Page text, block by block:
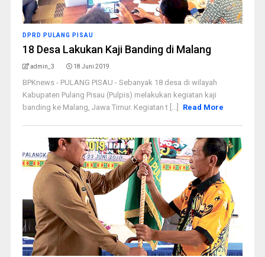
DPRD PULANG PISAU
18 Desa Lakukan Kaji Banding di Malang
admin_3 18 Juni 2019
BPKnews - PULANG PISAU - Sebanyak 18 desa di wilayah
Kabupaten Pulang Pisau (Pulpis) melakukan kegiatan kaji
banding ke Malang, Jawa Timur. Kegiatan t [...]
Read More